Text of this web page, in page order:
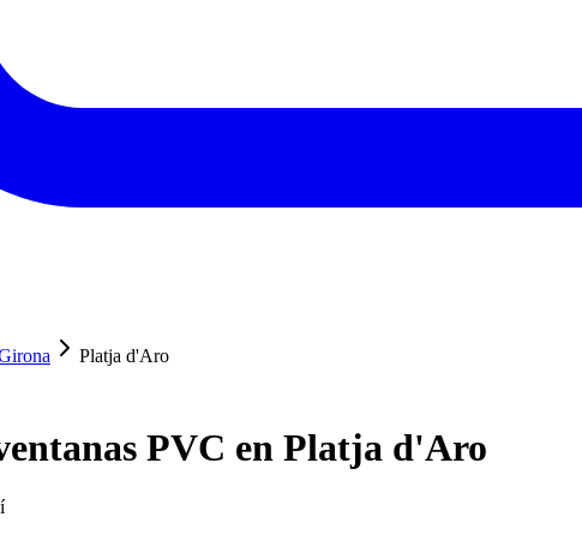
Platja d'Aro
PVC en Platja d'Aro